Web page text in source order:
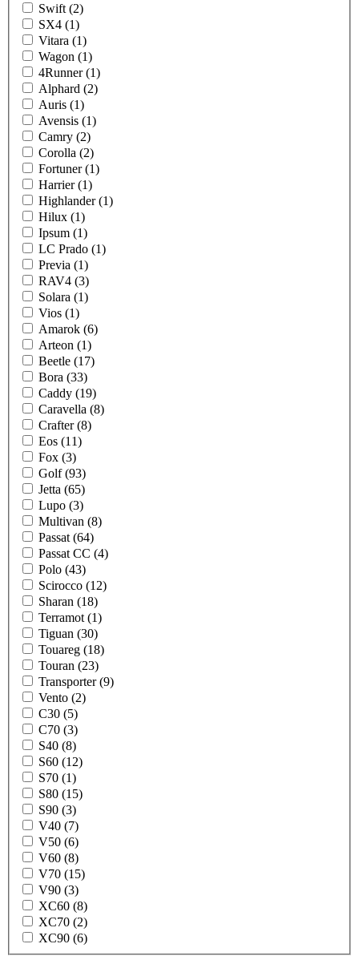
Swift (2)
SX4 (1)
Vitara (1)
Wagon (1)
4Runner (1)
Alphard (2)
Auris (1)
Avensis (1)
Camry (2)
Corolla (2)
Fortuner (1)
Harrier (1)
Highlander (1)
Hilux (1)
Ipsum (1)
LC Prado (1)
Previa (1)
RAV4 (3)
Solara (1)
Vios (1)
Amarok (6)
Arteon (1)
Beetle (17)
Bora (33)
Caddy (19)
Caravella (8)
Crafter (8)
Eos (11)
Fox (3)
Golf (93)
Jetta (65)
Lupo (3)
Multivan (8)
Passat (64)
Passat CC (4)
Polo (43)
Scirocco (12)
Sharan (18)
Terramot (1)
Tiguan (30)
Touareg (18)
Touran (23)
Transporter (9)
Vento (2)
C30 (5)
C70 (3)
S40 (8)
S60 (12)
S70 (1)
S80 (15)
S90 (3)
V40 (7)
V50 (6)
V60 (8)
V70 (15)
V90 (3)
XC60 (8)
XC70 (2)
XC90 (6)